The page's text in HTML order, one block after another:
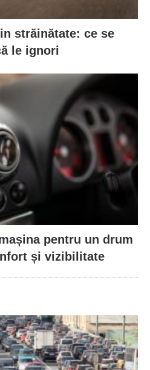
străinătate: ce se
le ignori
pentru un drum
și vizibilitate